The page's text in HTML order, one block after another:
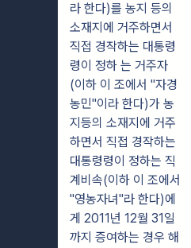
라 한다)를 농지 등의
소재지에 거주하면서
직접 경작하는 대통령
령이 정하 는 거주자
(이하 이 조에서 "자경
농민"이라 한다)가 농
지등의 소재지에 거주
하면서 직접 경작하는
대통령령이 정하는 직
계비속(이하 이 조에서
"영농자녀"라 한다)에
게 2011년 12월 31일
까지 증여하는 경우 해